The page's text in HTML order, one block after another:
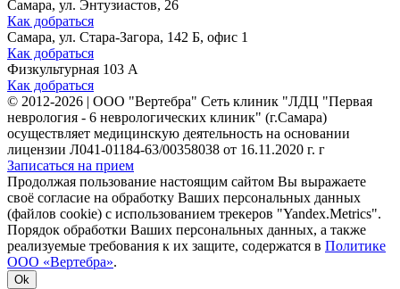
Самара, ул. Энтузиастов, 26
Как добраться
Самара, ул. Стара-Загора, 142 Б, офис 1
Как добраться
Физкультурная 103 А
Как добраться
© 2012-2026 | ООО "Вертебра" Сеть клиник "ЛДЦ "Первая
неврология - 6 неврологических клиник" (г.Самара)
осуществляет медицинскую деятельность на основании
лицензии Л041-01184-63/00358038 от 16.11.2020 г. г
Записаться на прием
Продолжая пользование настоящим сайтом Вы выражаете
своё согласие на обработку Ваших персональных данных
(файлов cookie) с использованием трекеров "Yandex.Metrics".
Порядок обработки Ваших персональных данных, а также
реализуемые требования к их защите, содержатся в Политике
ООО «Вертебра».
Ok